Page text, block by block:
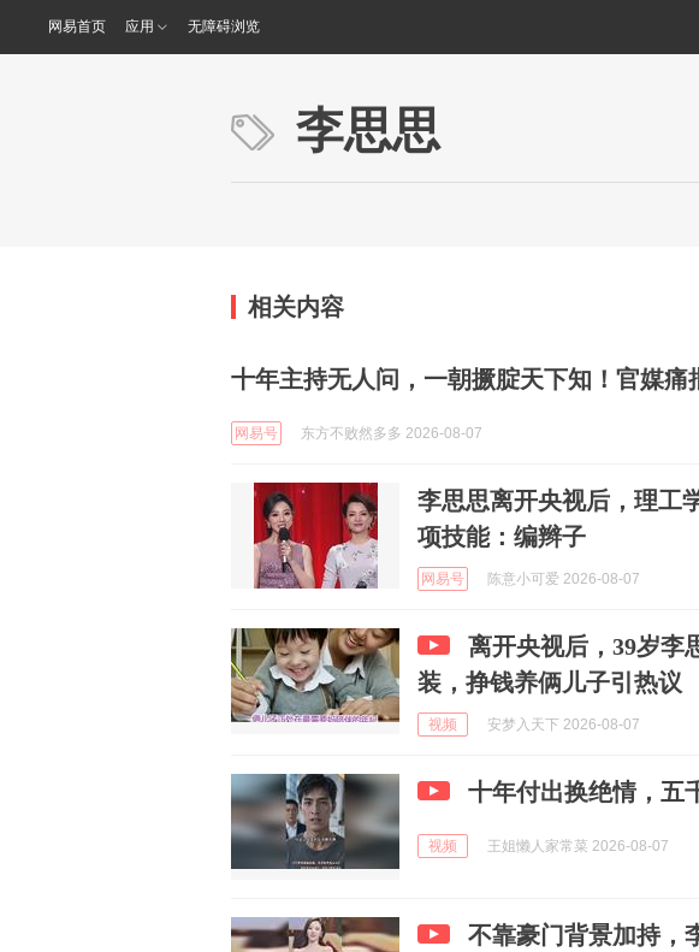
网易首页 应用 无障碍浏览
李思思
相关内容
十年主持无人问，一朝撅腚天下知！官媒痛
网易号 东方不败然多多 2026-08-07
李思思离开央视后，理工
项技能：编辫子
网易号 陈意小可爱 2026-08-07
离开央视后，39岁李
装，挣钱养俩儿子引热议
视频 安梦入天下 2026-08-07
十年付出换绝情，五
视频 王姐懒人家常菜 2026-08-07
不靠豪门背景加持，